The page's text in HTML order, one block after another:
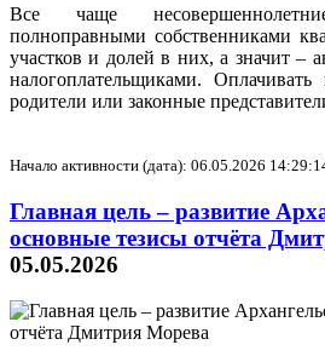
Все чаще
полноправными собственниками
участков и долей в них, а значит –
налогоплательщиками.
родители или законные
Начало активности (дата): 06.05.2026
Главная цель – развитие
основные тезисы отчёта
05.05.2026